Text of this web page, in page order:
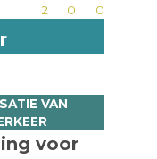
2 0 0
VAN
voor